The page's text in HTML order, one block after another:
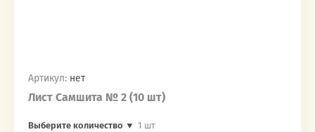
Артикул: нет
Лист Самшита № 2 (10 шт)
Выберите количество ▼ 1 шт